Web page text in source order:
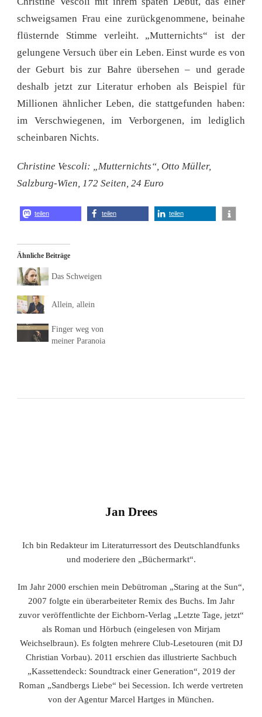
schweigsamen Frau eine zurückgenommene, beinahe
flüsternde Stimme verleiht. „Mutternichts“ ist der
gelungene Versuch über ein Leben. Einst wurde es von
der Geburt bis zur Bahre übersehen – und gerade
deshalb jetzt zur Literatur erhoben als Beispiel für
Millionen ähnlicher Leben, die stattgefunden haben:
im Verschwiegenen, im Verborgenen, im lediglich
scheinbaren Nichts.
Christine Vescoli: „Mutternichts“, Otto Müller,
Salzburg-Wien, 172 Seiten, 24 Euro
teilen teilen teilen
Ähnliche Beiträge
Das Schweigen
Allein, allein
Finger weg von
meiner Paranoia
Jan Drees
Ich bin Redakteur im Literaturressort des Deutschlandfunks
und moderiere den „Büchermarkt“.
Im Jahr 2000 erschien mein Debütroman „Staring at the Sun“,
2007 folgte ein überarbeiteter Remix des Buchs. Im Jahr
zuvor veröffentlichte der Eichborn-Verlag „Letzte Tage, jetzt“
als Roman und Hörbuch (eingelesen von Mirjam
Weichselbraun). Es folgten mehrere Club-Lesetouren (mit DJ
Christian Vorbau). 2011 erschien das illustrierte Sachbuch
„Kassettendeck: Soundtrack einer Generation“, 2019 der
Roman „Sandbergs Liebe“ bei Secession. Ich werde vertreten
von der Agentur Marcel Hartges in München.